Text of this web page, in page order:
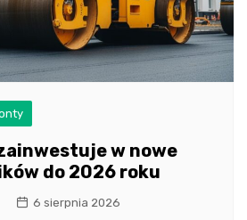
w nowe
do 2026 roku
6 sierpnia 2026